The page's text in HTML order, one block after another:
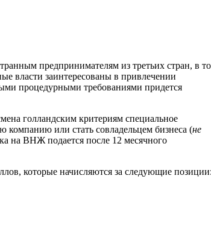
предпринимателям из третьих стран, в
власти заинтересованы в привлечении
процедурными требованиями придется
голландским критериям специальное
компанию или стать совладельцем бизнеса (не
на ВНЖ подается после 12 месячного
которые начисляются за следующие позиции: